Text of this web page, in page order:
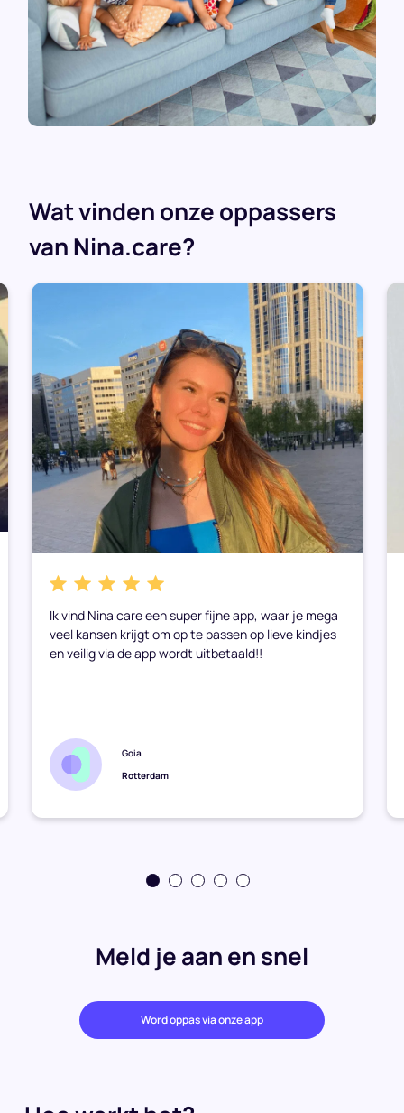
Wat vinden onze oppassers
van Nina.care?
Ik vind Nina care een super fijne app, waar je mega
veel kansen krijgt om op te passen op lieve kindjes
en veilig via de app wordt uitbetaald!!
Goia
Rotterdam
Meld je aan en snel
Word oppas via onze app